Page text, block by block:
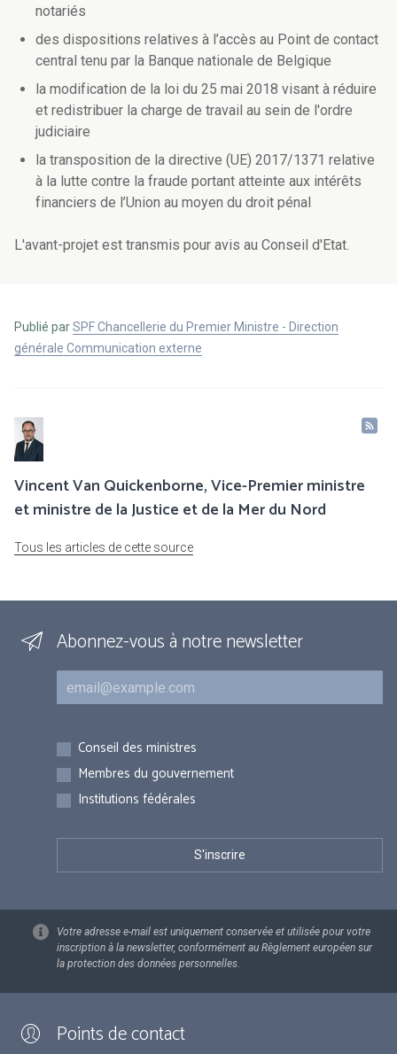
notariés
des dispositions relatives à l’accès au Point de contact
central tenu par la Banque nationale de Belgique
la modification de la loi du 25 mai 2018 visant à réduire
et redistribuer la charge de travail au sein de l'ordre
judiciaire
la transposition de la directive (UE) 2017/1371 relative
à la lutte contre la fraude portant atteinte aux intérêts
financiers de l’Union au moyen du droit pénal
L'avant-projet est transmis pour avis au Conseil d'Etat.
Publié parSPF Chancellerie du Premier Ministre - Direction
générale Communication externe
Vincent Van Quickenborne, Vice-Premier ministre
et ministre de la Justice et de la Mer du Nord
Tous les articles de cette source
Abonnez-vous à notre newsletter
Courriel
Inscriptions
Conseil des ministres
Membres du gouvernement
Institutions fédérales
Votre adresse e-mail est uniquement conservée et utilisée pour votre
inscription à la newsletter, conformément au Règlement européen sur
la protection des données personnelles.
Points de contact